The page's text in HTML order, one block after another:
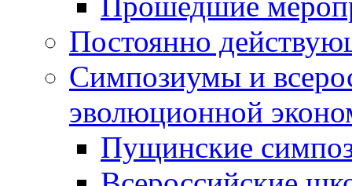
Постоянно
Симпозиумы и
эволюционной
Пущинские